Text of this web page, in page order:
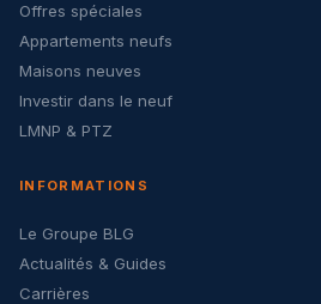
Offres spéciales
Appartements neufs
Maisons neuves
Investir dans le neuf
LMNP & PTZ
INFORMATIONS
Le Groupe BLG
Actualités & Guides
Carrières